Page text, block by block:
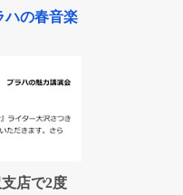
ハの春音楽
店で2度